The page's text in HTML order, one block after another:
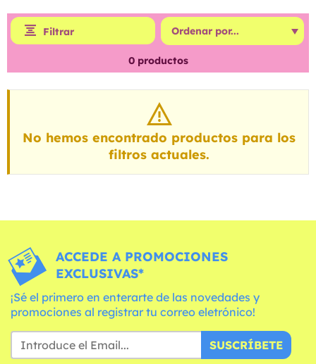
Filtrar
0productos
No hemos encontrado productos para los
filtros actuales.
ACCEDE A PROMOCIONES
EXCLUSIVAS*
¡Sé el primero en enterarte de las novedades y
promociones al registrar tu correo eletrónico!
SUSCRÍBETE